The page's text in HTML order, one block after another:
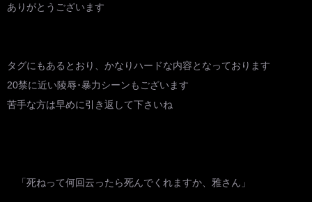
ありがとうございます
タグにもあるとおり、かなりハードな内容となっております
20禁に近い陵辱･暴力シーンもございます
苦手な方は早めに引き返して下さいね
「死ねって何回云ったら死んでくれますか、雅さん」